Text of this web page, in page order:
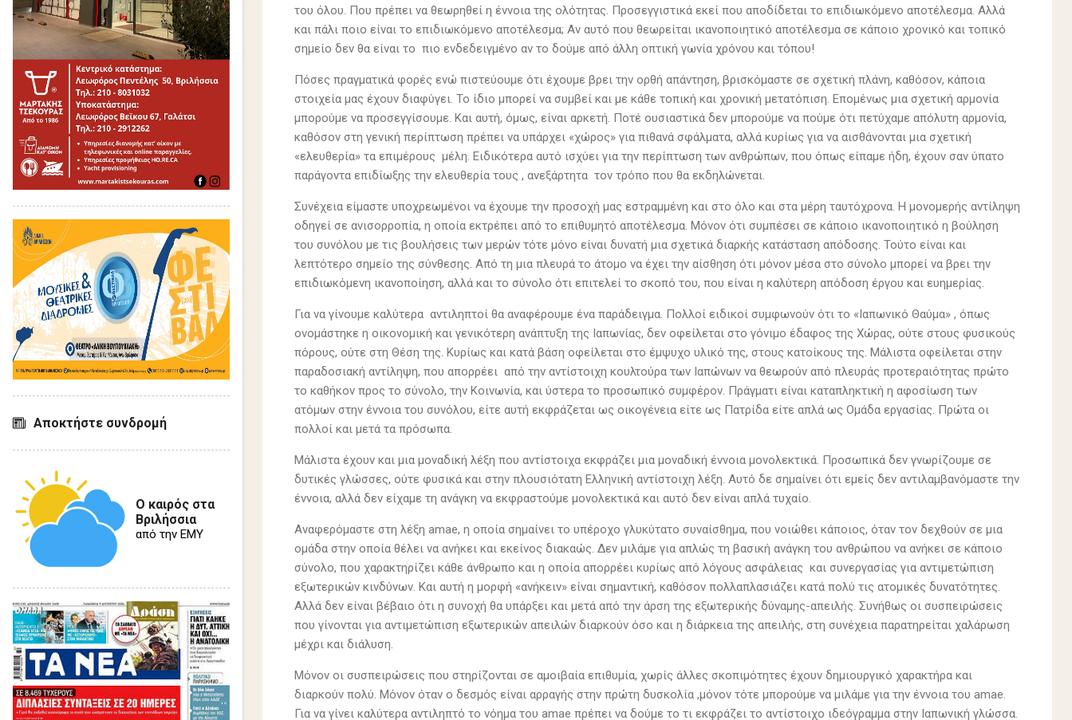
του όλου. Που πρέπει να θεωρηθεί η έννοια της ολότητας. Προσεγγιστικά εκεί που αποδίδεται το επιδιωκόμενο αποτέλεσμα. Αλλά
και πάλι ποιο είναι το επιδιωκόμενο αποτέλεσμα; Αν αυτό που θεωρείται ικανοποιητικό αποτέλεσμα σε κάποιο χρονικό και τοπικό
σημείο δεν θα είναι το πιο ενδεδειγμένο αν το δούμε από άλλη οπτική γωνία χρόνου και τόπου!
Πόσες πραγματικά φορές ενώ πιστεύουμε ότι έχουμε βρει την ορθή απάντηση, βρισκόμαστε σε σχετική πλάνη, καθόσον, κάποια
στοιχεία μας έχουν διαφύγει. Το ίδιο μπορεί να συμβεί και με κάθε τοπική και χρονική μετατόπιση. Επομένως μια σχετική αρμονία
μπορούμε να προσεγγίσουμε. Και αυτή, όμως, είναι αρκετή. Ποτέ ουσιαστικά δεν μπορούμε να πούμε ότι πετύχαμε απόλυτη αρμονία,
καθόσον στη γενική περίπτωση πρέπει να υπάρχει «χώρος» για πιθανά σφάλματα, αλλά κυρίως για να αισθάνονται μια σχετική
«ελευθερία» τα επιμέρους μέλη. Ειδικότερα αυτό ισχύει για την περίπτωση των ανθρώπων, που όπως είπαμε ήδη, έχουν σαν ύπατο
παράγοντα επιδίωξης την ελευθερία τους , ανεξάρτητα τον τρόπο που θα εκδηλώνεται.
Συνέχεια είμαστε υποχρεωμένοι να έχουμε την προσοχή μας εστραμμένη και στο όλο και στα μέρη ταυτόχρονα. Η μονομερής αντίληψη
οδηγεί σε ανισορροπία, η οποία εκτρέπει από το επιθυμητό αποτέλεσμα. Μόνον ότι συμπέσει σε κάποιο ικανοποιητικό η βούληση
του συνόλου με τις βουλήσεις των μερών τότε μόνο είναι δυνατή μια σχετικά διαρκής κατάσταση απόδοσης. Τούτο είναι και
λεπτότερο σημείο της σύνθεσης. Από τη μια πλευρά το άτομο να έχει την αίσθηση ότι μόνον μέσα στο σύνολο μπορεί να βρει την
επιδιωκόμενη ικανοποίηση, αλλά και το σύνολο ότι επιτελεί το σκοπό του, που είναι η καλύτερη απόδοση έργου και ευημερίας.
Για να γίνουμε καλύτερα αντιληπτοί θα αναφέρουμε ένα παράδειγμα. Πολλοί ειδικοί συμφωνούν ότι το «Ιαπωνικό Θαύμα» , όπως
ονομάστηκε η οικονομική και γενικότερη ανάπτυξη της Ιαπωνίας, δεν οφείλεται στο γόνιμο έδαφος της Χώρας, ούτε στους φυσικούς
πόρους, ούτε στη Θέση της. Κυρίως και κατά βάση οφείλεται στο έμψυχο υλικό της, στους κατοίκους της. Μάλιστα οφείλεται στην
παραδοσιακή αντίληψη, που απορρέει από την αντίστοιχη κουλτούρα των Ιαπώνων να θεωρούν από πλευράς προτεραιότητας πρώτο
το καθήκον προς το σύνολο, την Κοινωνία, και ύστερα το προσωπικό συμφέρον. Πράγματι είναι καταπληκτική η αφοσίωση των
ατόμων στην έννοια του συνόλου, είτε αυτή εκφράζεται ως οικογένεια είτε ως Πατρίδα είτε απλά ως Ομάδα εργασίας. Πρώτα οι
πολλοί και μετά τα πρόσωπα.
Μάλιστα έχουν και μια μοναδική λέξη που αντίστοιχα εκφράζει μια μοναδική έννοια μονολεκτικά. Προσωπικά δεν γνωρίζουμε σε
δυτικές γλώσσες, ούτε φυσικά και στην πλουσιότατη Ελληνική αντίστοιχη λέξη. Αυτό δε σημαίνει ότι εμείς δεν αντιλαμβανόμαστε την
έννοια, αλλά δεν είχαμε τη ανάγκη να εκφραστούμε μονολεκτικά και αυτό δεν είναι απλά τυχαίο.
Αναφερόμαστε στη λέξη amae, η οποία σημαίνει το υπέροχο γλυκύτατο συναίσθημα, που νοιώθει κάποιος, όταν τον δεχθούν σε μια
ομάδα στην οποία θέλει να ανήκει και εκείνος διακαώς. Δεν μιλάμε για απλώς τη βασική ανάγκη του ανθρώπου να ανήκει σε κάποιο
σύνολο, που χαρακτηρίζει κάθε άνθρωπο και η οποία απορρέει κυρίως από λόγους ασφάλειας και συνεργασίας για αντιμετώπιση
εξωτερικών κινδύνων. Και αυτή η μορφή «ανήκειν» είναι σημαντική, καθόσον πολλαπλασιάζει κατά πολύ τις ατομικές δυνατότητες.
Αλλά δεν είναι βέβαιο ότι η συνοχή θα υπάρξει και μετά από την άρση της εξωτερικής δύναμης-απειλής. Συνήθως οι συσπειρώσεις
που γίνονται για αντιμετώπιση εξωτερικών απειλών διαρκούν όσο και η διάρκεια της απειλής, στη συνέχεια παρατηρείται χαλάρωση
μέχρι και διάλυση.
Μόνον οι συσπειρώσεις που στηρίζονται σε αμοιβαία επιθυμία, χωρίς άλλες σκοπιμότητες έχουν δημιουργικό χαρακτήρα και
διαρκούν πολύ. Μόνον όταν ο δεσμός είναι αρραγής στην πρώτη δυσκολία ,μόνον τότε μπορούμε να μιλάμε για την έννοια του amae.
Για να γίνει καλύτερα αντιληπτό το νόημα του amae πρέπει να δούμε το τι εκφράζει το αντίστοιχο ιδεόγραμμα στην Ιαπωνική γλώσσα.
Αποκτήστε συνδρομή
Ο καιρός στα
Βριλήσσια
από την ΕΜΥ